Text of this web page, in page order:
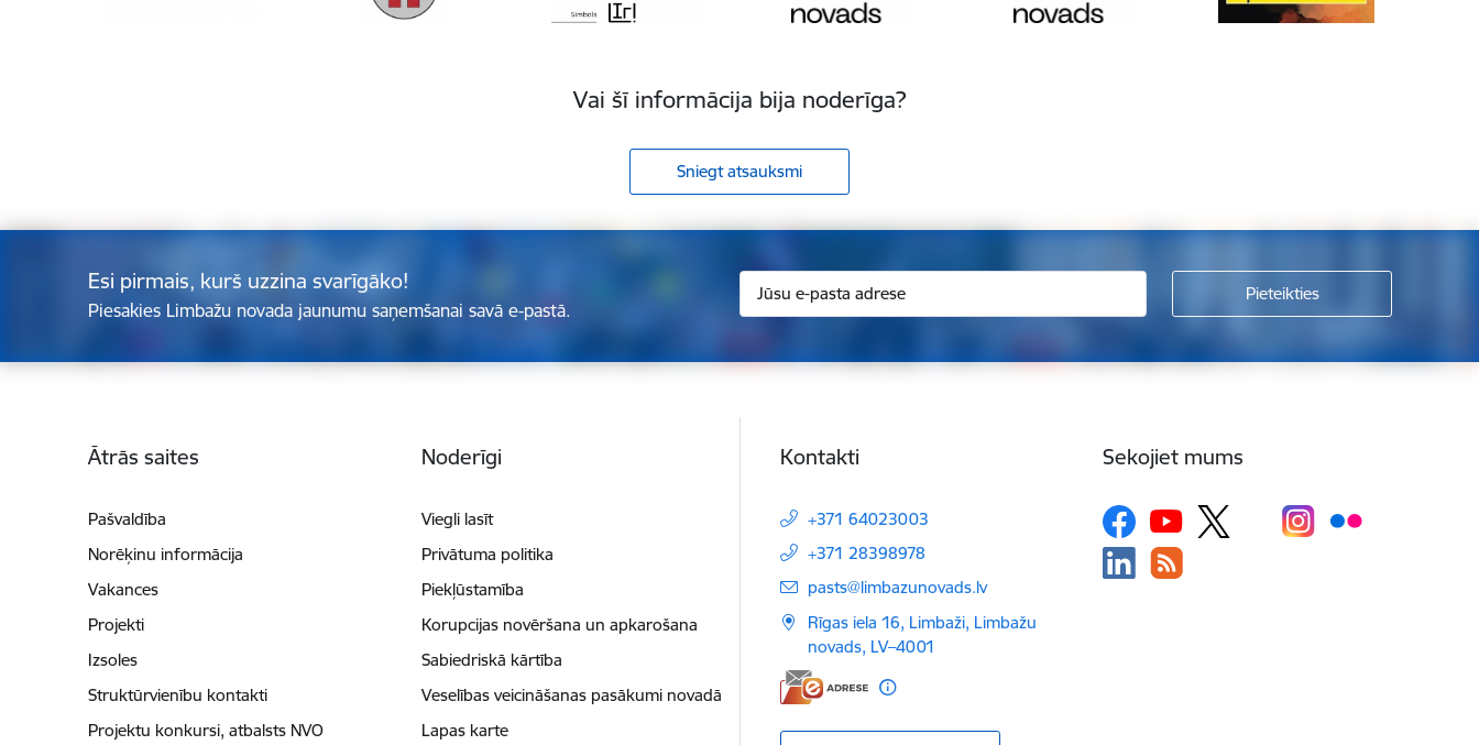
Vai šī informācija bija noderīga?
Sniegt atsauksmi
Esi pirmais, kurš uzzina svarīgāko!
Piesakies Limbažu novada jaunumu saņemšanai savā e-pastā.
Ātrās saites
Pašvaldība
Norēķinu informācija
Vakances
Projekti
Izsoles
Struktūrvienību kontakti
Projektu konkursi, atbalsts NVO
Noderīgi
Viegli lasīt
Privātuma politika
Piekļūstamība
Korupcijas novēršana un apkarošana
Sabiedriskā kārtība
Veselības veicināšanas pasākumi novadā
Lapas karte
Kontakti
+371 64023003
+371 28398978
E-pasts:
pasts@limbazunovads.lv
Rīgas iela 16, Limbaži, Limbažu
novads, LV–4001
Sekojiet mums